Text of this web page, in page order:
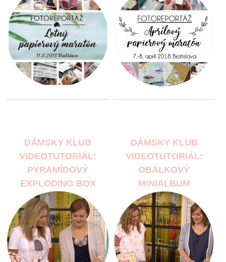
DÁMSKY KLUB
VIDEOTUTORIÁL:
PYRAMÍDOVÝ
EXPLODING BOX
DÁMSKY KLUB
VIDEOTUTORIÁL:
OBÁLKOVÝ
MINIALBUM